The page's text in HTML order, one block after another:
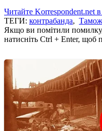
Читайте Korrespondent.net
ТЕГИ: контрабанда,
Якщо ви помітили помилку,
натисніть Ctrl + Enter, щоб